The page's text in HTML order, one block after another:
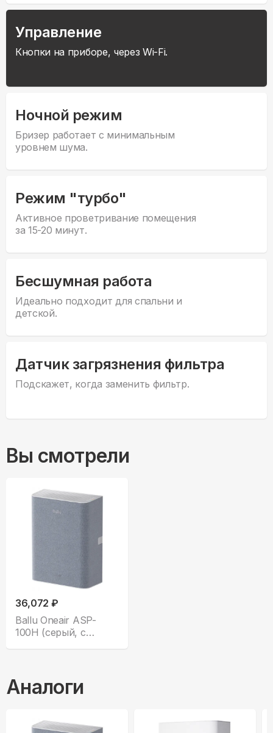
Управление
Кнопки на приборе, через Wi-Fi.
Ночной режим
Бризер работает с минимальным
уровнем шума.
Режим "турбо"
Активное проветривание помещения
за 15-20 минут.
Бесшумная работа
Идеально подходит для спальни и
детской.
Датчик загрязнения фильтра
Подскажет, когда заменить фильтр.
Вы смотрели
36,072 ₽
Ballu Oneair ASP-
100H (серый, с
Аналоги